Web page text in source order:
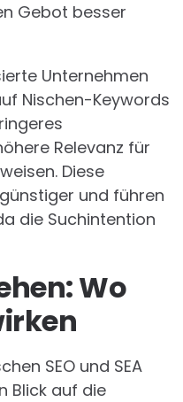
Gebot besser
Unternehmen
Nischen-Keywords
Relevanz für
Diese
und führen
die Suchintention
Wo
SEO und SEA
Blick auf die